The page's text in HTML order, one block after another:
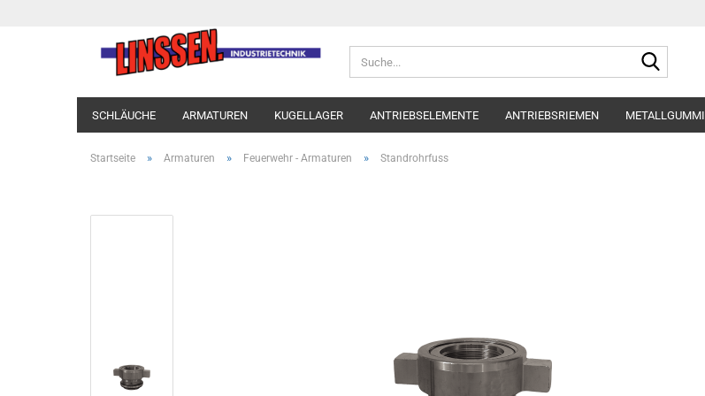
SCHLÄUCHE ARMATUREN KUGELLAGER ANTRIEBSELEMENTE ANTRIEBSRIEMEN METALLGUMMI
Startseite » Armaturen » Feuerwehr - Armaturen » Standrohrfuss